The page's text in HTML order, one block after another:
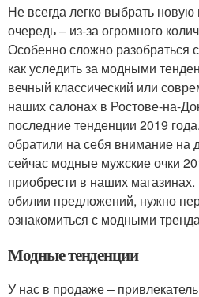
Не всегда легко выбрать
очередь – из-за огромного
Особенно сложно разобраться
как уследить за модными
вечный классический или
наших салонах в Ростове-на-
последние тенденции 2019
обратили на себя внимание на
сейчас модные мужские очки
приобрести в наших
обилии предложений, нужно
ознакомиться с модными
Модные тенденции
У нас в продаже –